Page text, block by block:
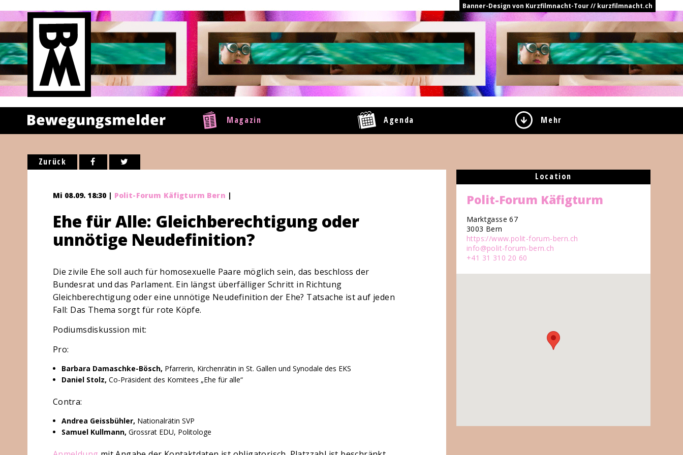
Banner-Design von Kurzfilmnacht-Tour // kurzfilmnacht.ch
Magazin Agenda Mehr
Zurück
Mi 08.09. 18:30 | Polit-Forum Käfigturm Bern |
Ehe für Alle: Gleichberechtigung oder
unnötige Neudefinition?
Die zivile Ehe soll auch für homosexuelle Paare möglich sein, das beschloss der
Bundesrat und das Parlament. Ein längst überfälliger Schritt in Richtung
Gleichberechtigung oder eine unnötige Neudefinition der Ehe? Tatsache ist auf jeden
Fall: Das Thema sorgt für rote Köpfe.
Podiumsdiskussion mit:
Pro:
Barbara Damaschke-Bösch, Pfarrerin, Kirchenrätin in St. Gallen und Synodale des EKS
Daniel Stolz, Co-Präsident des Komitees „Ehe für alle“
Contra:
Andrea Geissbühler, Nationalrätin SVP
Samuel Kullmann, Grossrat EDU, Politologe
Location
Polit-Forum Käfigturm
Marktgasse 67
3003 Bern
https://www.polit-forum-bern.ch
info@polit-forum-bern.ch
+41 31 310 20 60